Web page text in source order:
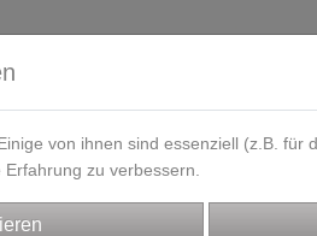
Kontakt / Öffnungszeiten
von ihnen sind essenziell (z.B.
zu verbessern.